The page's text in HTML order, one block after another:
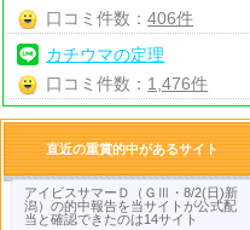
口コミ件数：406件
カチウマの定理
口コミ件数： 1,476件
直近の重賞的中があるサイト
アイビスサマーＤ（ＧⅢ・8/2(日)新
潟）の的中報告を当サイトが公式配
当と確認できたのは14サイト